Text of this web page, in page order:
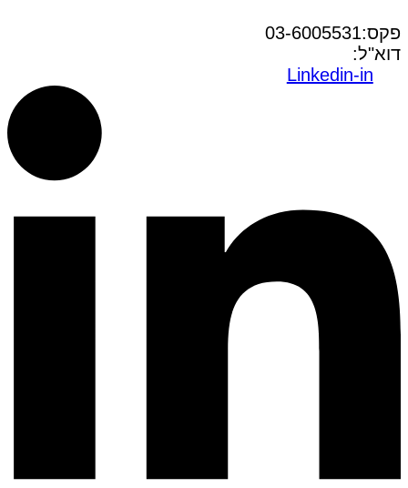
פקס:03-6005531
דוא"ל:
Linkedin-in